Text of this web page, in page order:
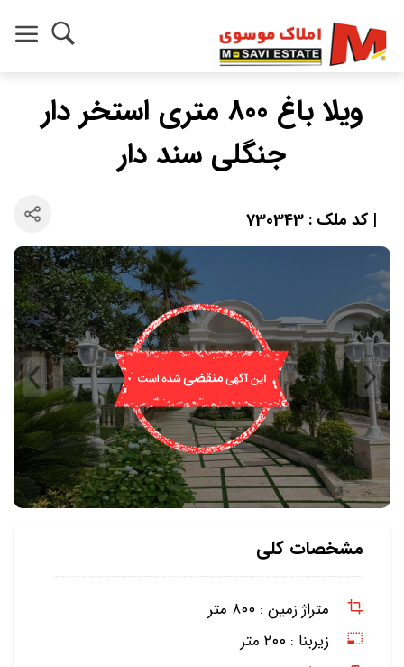
ویلا باغ 800 متری استخر دار
جنگلی سند دار
| کد ملک : 730343
مشخصات کلی
متراژ زمین : ۸۰۰ متر
زیربنا : ۲۰۰ متر